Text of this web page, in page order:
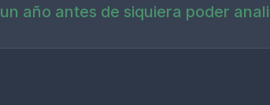
un año antes de siquiera poder